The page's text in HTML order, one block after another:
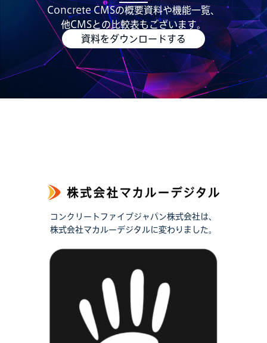
Concrete CMSの概要資料や機能一覧、
他CMSとの比較表もございます。
資料をダウンロードする
コンクリートファイブジャパン株式会社は、
株式会社マカルーデジタルに変わりました。